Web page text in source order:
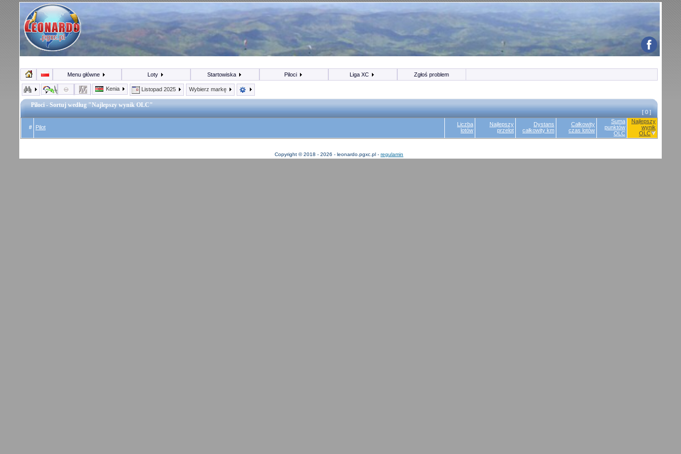
Menu główne Loty Startowiska Piloci Liga XC Zgłoś problem
Kenia Listopad 2025 Wybierz markę
Piloci - Sortuj według "Najlepszy wynik OLC"
[ 0 ]
# Pilot
Liczba
lotów
Najlepszy
przelot
Dystans
całkowity km
Całkowity
czas lotów
Suma
punktów
OLC
Najlepszy
wynik
OLC
Copyright © 2018 - 2026 - leonardo.pgxc.pl - regulamin